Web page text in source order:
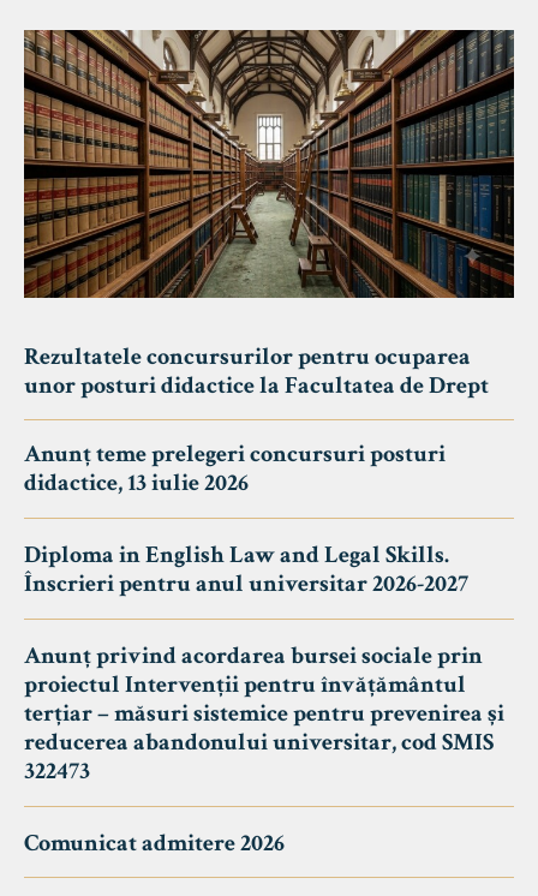
Rezultatele concursurilor pentru ocuparea
unor posturi didactice la Facultatea de Drept
Anunț teme prelegeri concursuri posturi
didactice, 13 iulie 2026
Diploma in English Law and Legal Skills.
Înscrieri pentru anul universitar 2026-2027
Anunț privind acordarea bursei sociale prin
proiectul Intervenții pentru învățământul
terțiar – măsuri sistemice pentru prevenirea și
reducerea abandonului universitar, cod SMIS
322473
Comunicat admitere 2026